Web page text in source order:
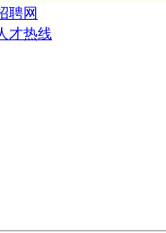
聘网
才热线